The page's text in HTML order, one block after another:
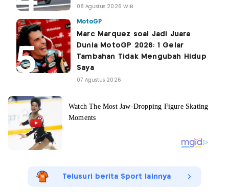
08 Agustus 2026 WIB
MotoGP
Marc Marquez soal Jadi Juara
Dunia MotoGP 2026: 1 Gelar
Tambahan Tidak Mengubah Hidup
Saya
07 Agustus 2026
Telusuri berita Sport lainnya